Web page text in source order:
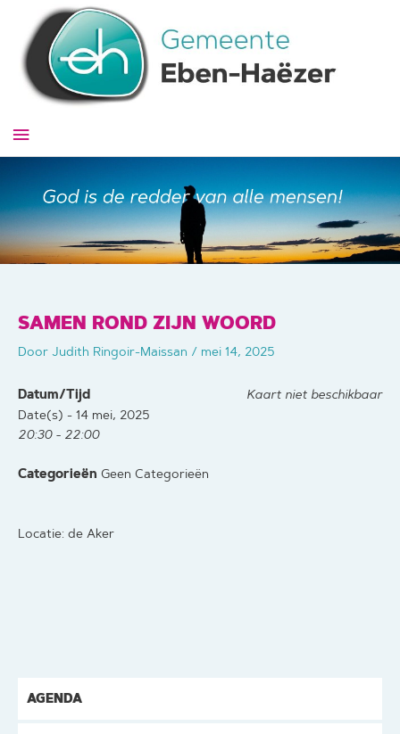
inhoud
Hoofdmenu
SAMEN ROND ZIJN WOORD
Door Judith Ringoir-Maissan / mei 14, 2025
Kaart niet beschikbaar
Datum/Tijd
Date(s) - 14 mei, 2025
20:30 - 22:00
Categorieën Geen Categorieën
Locatie: de Aker
AGENDA